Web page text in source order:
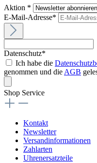
Aktion *
E-Mail-Adresse*
Datenschutz*
Ich habe die
genommen und die AGB
Shop Service
Kontakt
Newsletter
Versandinformationen
Zahlarten
Uhrenersatzteile